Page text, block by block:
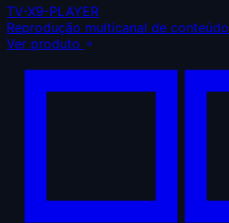
TV-X9-PLAYER
Reprodução multicanal de conteúdo
Ver produto